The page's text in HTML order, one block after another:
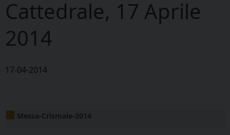
Cattedrale, 17 Aprile
2014
17-04-2014
Messa-Crismale-2014